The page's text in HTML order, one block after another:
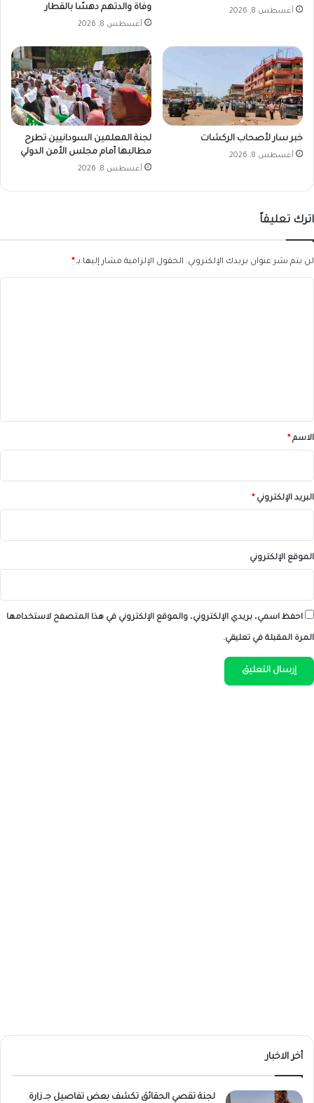
أغسطس 8, 2026
وفاة والدتهم دهسًا بالقطار
أغسطس 8, 2026
خبر سار لأصحاب الركشات
أغسطس 8, 2026
لجنة المعلمين السودانيين تطرح
مطالبها أمام مجلس الأمن الدولي
أغسطس 8, 2026
اترك تعليقاً
لن يتم نشر عنوان بريدك الإلكتروني. الحقول الإلزامية مشار إليها بـ*
*الاسم*
البريد الإلكتروني*
الموقع الإلكتروني
احفظ اسمي، بريدي الإلكتروني، والموقع الإلكتروني في هذا المتصفح لاستخدامها
المرة المقبلة في تعليقي.
أخر الاخبار
لجنة تقصي الحقائق تكشف بعض تفاصيل جـ.زارة